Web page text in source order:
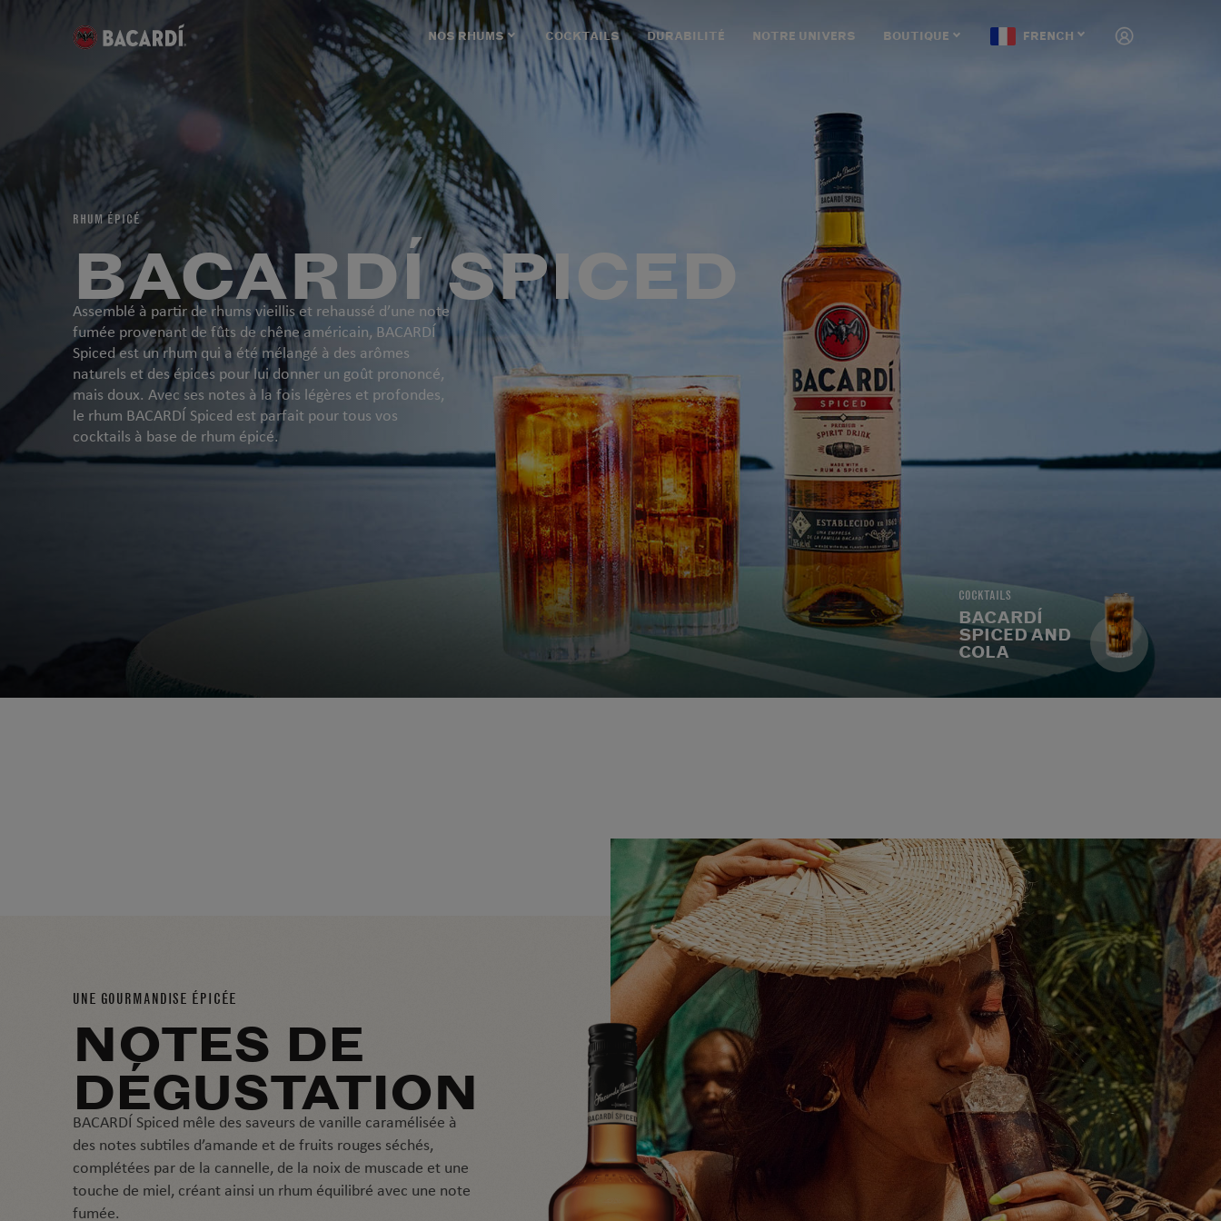
NOS RHUMS COCKTAILS DURABILITÉ NOTRE UNIVERS BOUTIQUE FRENCH
COCKTAILS
BACARDÍ
SPICED AND
COLA
RHUM ÉPICÉ
BACARDÍ SPICED
Assemblé à partir de rhums vieillis et rehaussé d’une note
fumée provenant de fûts de chêne américain, BACARDÍ
Spiced est un rhum qui a été mélangé à des arômes
naturels et des épices pour lui donner un goût prononcé,
mais doux. Avec ses notes à la fois légères et profondes,
le rhum BACARDÍ Spiced est parfait pour tous vos
cocktails à base de rhum épicé.
UN SPICED
& COLA
UNE GOURMANDISE ÉPICÉE
NOTES DE
DÉGUSTATION
BACARDÍ Spiced mêle des saveurs de vanille caramélisée à
des notes subtiles d’amande et de fruits rouges séchés,
complétées par de la cannelle, de la noix de muscade et une
touche de miel, créant ainsi un rhum équilibré avec une note
fumée.